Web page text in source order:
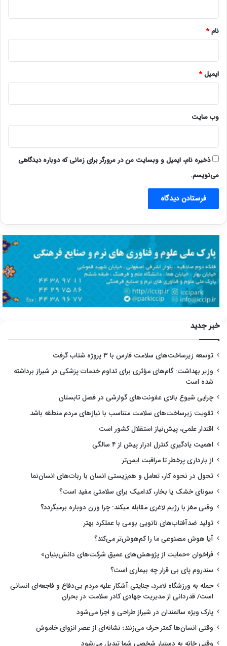
نام*
ایمیل*
وب‌ سایت
ذخیره نام، ایمیل و وبسایت من در مرورگر برای زمانی که دوباره دیدگاهی
می‌نویسم.
خبر جدید
توسعه زیرساخت‌های سلامت فارس با ۳ پروژه شتاب گرفت
وزیر بهداشت: گام‌های مؤثری برای تداوم خدمات پزشکی در شیراز برداشته
شده است
چرایی شیوع بالای عفونت‌های گوارشی در فصل تابستان
تقویت زیرساخت‌های سلامت متناسب با نیازهای مردم منطقه باشد
اقتدار علمی، پیش‌نیاز استقلال کشور است
اهمیت یادگیری کنترل ادرار پیش از ۴ سالگی
از بارداری پرخطر تا مراقبت ایمن‌تر
تحول در نحوه کار، تعامل و هم‌زیستی انسان با ربات‌های انسان‌نما
سونای خشک یا بخار، کدامیک برای سلامتی مفید است؟
وقتی مغز با رژیم لاغری مقابله میکند: چرا وزن دوباره برمیگردد؟
تولید ضدآفتاب‌های نانویی بومی با عملکرد بهتر
آیا هوش مصنوعی ما را کم‌هوش‌تر می‌کند؟
فراخوان «حمایت از پژوهش‌های عمیق شرکت‌های دانش‌بنیان»
سندروم پای بی قرار چه بیماری است؟
حمله به ورزشگاه لامرد، جنایتی آشکار علیه مردم بی‌دفاع و فاجعه‌ای انسانی
است/ قدردانی از مدیریت جهادی کادر سلامت در بحران
پارک ویژه سالمندان در شیراز طراحی و اجرا می‌شود
وقتی انسان‌ها کمتر حرف می‌زنند؛ نشانه‌ای از عصر انزوای خاموش
وقتی خانه به دستیار شخصی شما تبدیل می‌شود